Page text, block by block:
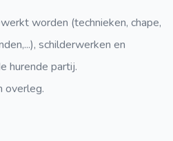
worden (technieken, chape,
schilderwerken en
hurende partij.
overleg.